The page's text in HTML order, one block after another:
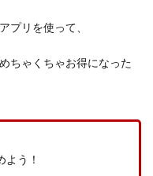
プリを使って、
ちゃくちゃお得になった
う！